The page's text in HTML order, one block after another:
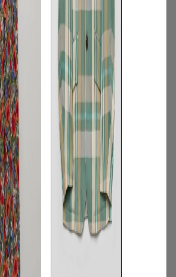
【夏限定】短く借りて、たくさん楽し
む。短期レンタルキャンペーン開催
2026.06.01